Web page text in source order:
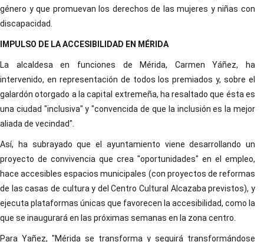
género y que promuevan los derechos de las mujeres y niñas con
discapacidad.
IMPULSO DE LA ACCESIBILIDAD EN MÉRIDA
La alcaldesa en funciones de Mérida, Carmen Yáñez, ha
intervenido, en representación de todos los premiados y, sobre el
galardón otorgado a la capital extremeña, ha resaltado que ésta es
una ciudad "inclusiva" y "convencida de que la inclusión es la mejor
aliada de vecindad".
Así, ha subrayado que el ayuntamiento viene desarrollando un
proyecto de convivencia que crea "oportunidades" en el empleo,
hace accesibles espacios municipales (con proyectos de reformas
de las casas de cultura y del Centro Cultural Alcazaba previstos), y
ejecuta plataformas únicas que favorecen la accesibilidad, como la
que se inaugurará en las próximas semanas en la zona centro.
Para Yañez, "Mérida se transforma y seguirá transformándose